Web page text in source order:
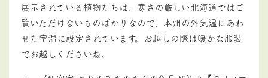
展示されている植物たちは、寒さの厳しい北海道ではご
覧いただけないものばかりなので、本州の外気温にあわ
せた室温に設定されています。 お越しの際は暖かな服装
でお越しくださいね。